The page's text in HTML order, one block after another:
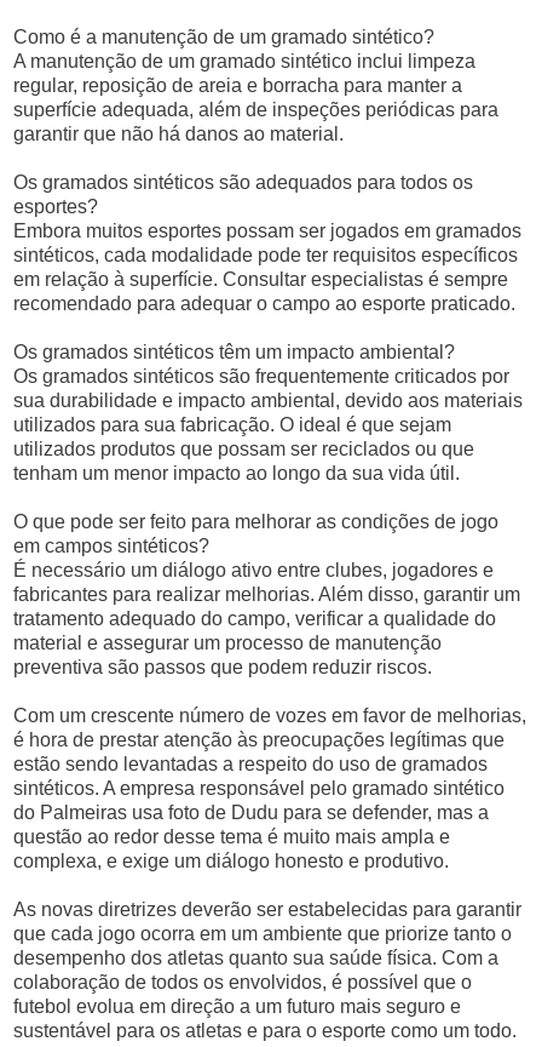
Como é a manutenção de um gramado sintético?
A manutenção de um gramado sintético inclui limpeza
regular, reposição de areia e borracha para manter a
superfície adequada, além de inspeções periódicas para
garantir que não há danos ao material.
Os gramados sintéticos são adequados para todos os
esportes?
Embora muitos esportes possam ser jogados em gramados
sintéticos, cada modalidade pode ter requisitos específicos
em relação à superfície. Consultar especialistas é sempre
recomendado para adequar o campo ao esporte praticado.
Os gramados sintéticos têm um impacto ambiental?
Os gramados sintéticos são frequentemente criticados por
sua durabilidade e impacto ambiental, devido aos materiais
utilizados para sua fabricação. O ideal é que sejam
utilizados produtos que possam ser reciclados ou que
tenham um menor impacto ao longo da sua vida útil.
O que pode ser feito para melhorar as condições de jogo
em campos sintéticos?
É necessário um diálogo ativo entre clubes, jogadores e
fabricantes para realizar melhorias. Além disso, garantir um
tratamento adequado do campo, verificar a qualidade do
material e assegurar um processo de manutenção
preventiva são passos que podem reduzir riscos.
Com um crescente número de vozes em favor de melhorias,
é hora de prestar atenção às preocupações legítimas que
estão sendo levantadas a respeito do uso de gramados
sintéticos. A empresa responsável pelo gramado sintético
do Palmeiras usa foto de Dudu para se defender, mas a
questão ao redor desse tema é muito mais ampla e
complexa, e exige um diálogo honesto e produtivo.
As novas diretrizes deverão ser estabelecidas para garantir
que cada jogo ocorra em um ambiente que priorize tanto o
desempenho dos atletas quanto sua saúde física. Com a
colaboração de todos os envolvidos, é possível que o
futebol evolua em direção a um futuro mais seguro e
sustentável para os atletas e para o esporte como um todo.